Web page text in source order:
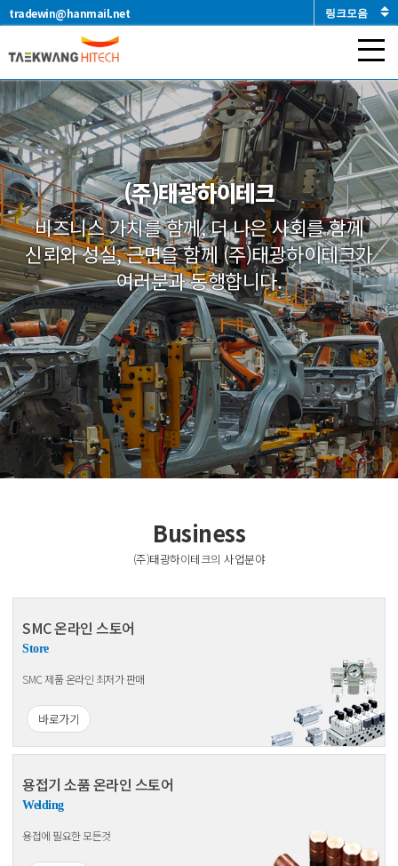
tradewin@hanmail.net
(주)태광하이테크
비즈니스 가치를 함께, 더 나은 사회를 함께
신뢰와 성실, 근면을 함께(주)태광하이테크가
여러분과 동행합니다.
Business
(주)태광하이테크의 사업분야
SMC 온라인 스토어
Store
SMC 제품 온라인 최저가 판매
바로가기
용접기 소품 온라인 스토어
Welding
용접에 필요한 모든것